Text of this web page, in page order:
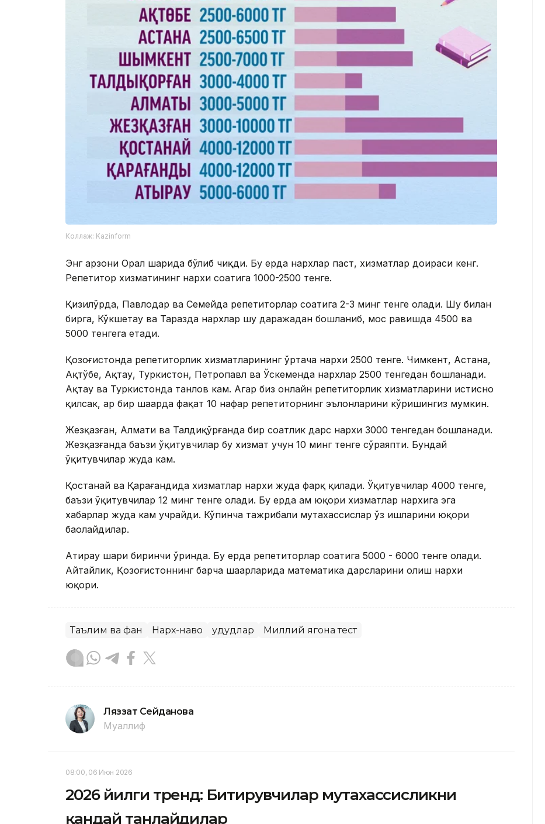
Коллаж: Kazinform
Энг арзони Орал шаҳрида бўлиб чиқди. Бу ерда нархлар паст, хизматлар доираси кенг.
Репетитор хизматининг нархи соатига 1000-2500 тенге.
Қизилўрда, Павлодар ва Семейда репетиторлар соатига 2-3 минг тенге олади. Шу билан
бирга, Кўкшетау ва Таразда нархлар шу даражадан бошланиб, мос равишда 4500 ва
5000 тенгега етади.
Қозоғистонда репетиторлик хизматларининг ўртача нархи 2500 тенге. Чимкент, Астана,
Ақтўбе, Ақтау, Туркистон, Петропавл ва Ўскеменда нархлар 2500 тенгедан бошланади.
Ақтау ва Туркистонда танлов кам. Агар биз онлайн репетиторлик хизматларини истисно
қилсак, ҳар бир шаҳарда фақат 10 нафар репетиторнинг эълонларини кўришингиз мумкин.
Жезқазған, Алмати ва Талдиқўрғанда бир соатлик дарс нархи 3000 тенгедан бошланади.
Жезқазғанда баъзи ўқитувчилар бу хизмат учун 10 минг тенге сўраяпти. Бундай
ўқитувчилар жуда кам.
Қостанай ва Қарағандида хизматлар нархи жуда фарқ қилади. Ўқитувчилар 4000 тенге,
баъзи ўқитувчилар 12 минг тенге олади. Бу ерда ҳам юқори хизматлар нархига эга
хабарлар жуда кам учрайди. Кўпинча тажрибали мутахассислар ўз ишларини юқори
баҳолайдилар.
Атирау шаҳри биринчи ўринда. Бу ерда репетиторлар соатига 5000 - 6000 тенге олади.
Айтайлик, Қозоғистоннинг барча шаҳарларида математика дарсларини олиш нархи
юқори.
Таълим ва фан Нарх-наво Ҳудудлар Миллий ягона тест
Ляззат Сейданова
Муаллиф
08:00, 06 Июн 2026
2026 йилги тренд: Битирувчилар мутахассисликни
қандай танлайдилар